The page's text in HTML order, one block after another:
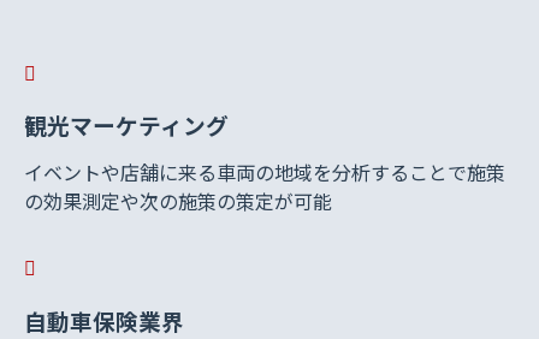
観光マーケティング
イベントや店舗に来る車両の地域を分析することで施策
の効果測定や次の施策の策定が可能
自動車保険業界